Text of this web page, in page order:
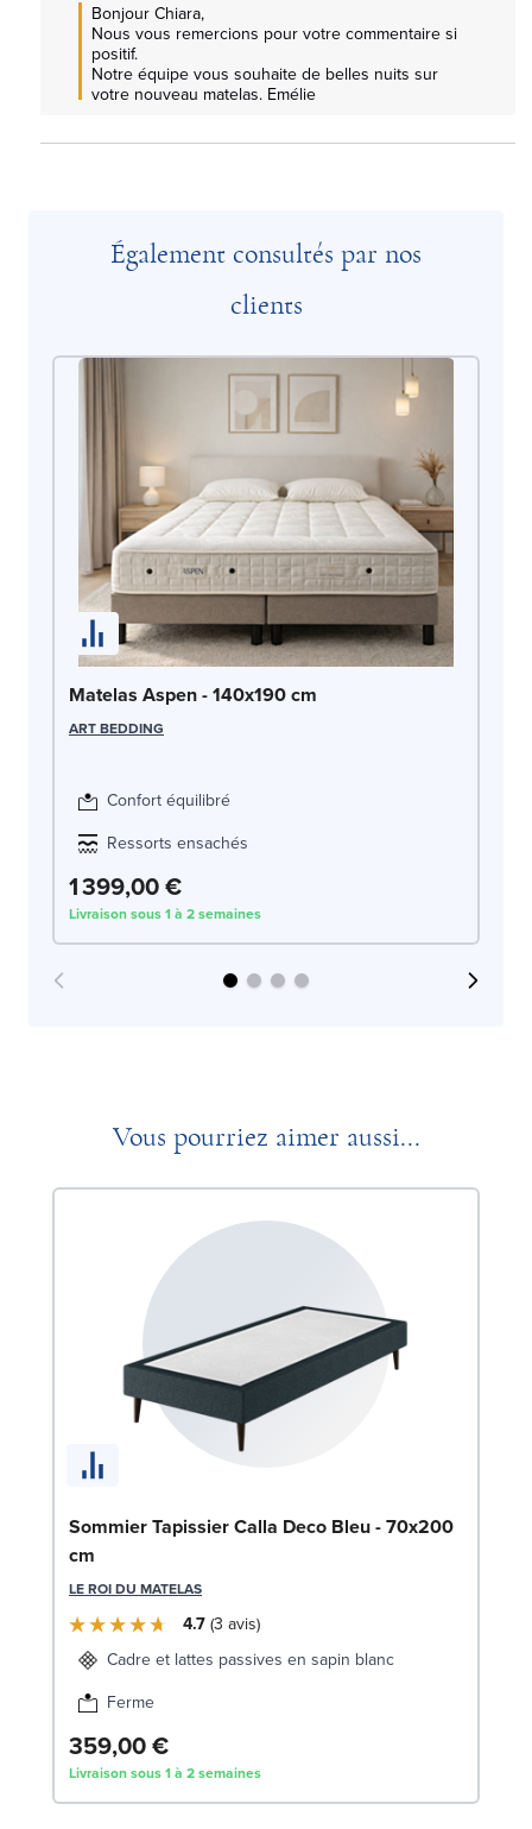
Bonjour Chiara,
Nous vous remercions pour votre commentaire si
positif.
Notre équipe vous souhaite de belles nuits sur
votre nouveau matelas. Emélie
Également consultés par nos
clients
Matelas Aspen - 140x190 cm
ART BEDDING
Confort équilibré
Ressorts ensachés
1 399,00 €
Livraison sous 1 à 2 semaines
Vous pourriez aimer aussi...
Sommier Tapissier Calla Deco Bleu - 70x200
cm
LE ROI DU MATELAS
4.7 3 avis
Cadre et lattes passives en sapin blanc
Ferme
359,00 €
Livraison sous 1 à 2 semaines